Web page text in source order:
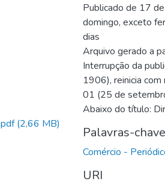
(2,66 MB)
Publicado de 17
domingo, exceto
dias
Arquivo gerado a
Interrupção da
1906), reinicia
01 (25 de
Abaixo do título:
Palavras-chave
Comércio -
URI